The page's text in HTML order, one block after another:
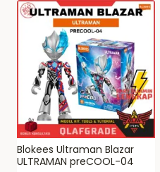
Blokees Ultraman Blazar
ULTRAMAN preCOOL-04